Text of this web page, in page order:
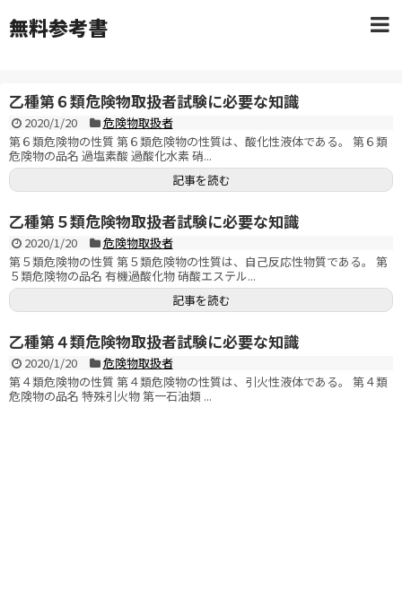
無料参考書
乙種第６類危険物取扱者試験に必要な知識
2020/1/20
危険物取扱者
第６類危険物の性質 第６類危険物の性質は、酸化性液体である。 第６類
危険物の品名 過塩素酸 過酸化水素 硝...
記事を読む
乙種第５類危険物取扱者試験に必要な知識
2020/1/20
危険物取扱者
第５類危険物の性質 第５類危険物の性質は、自己反応性物質である。 第
５類危険物の品名 有機過酸化物 硝酸エステル...
記事を読む
乙種第４類危険物取扱者試験に必要な知識
2020/1/20
危険物取扱者
第４類危険物の性質 第４類危険物の性質は、引火性液体である。 第４類
危険物の品名 特殊引火物 第一石油類 ...